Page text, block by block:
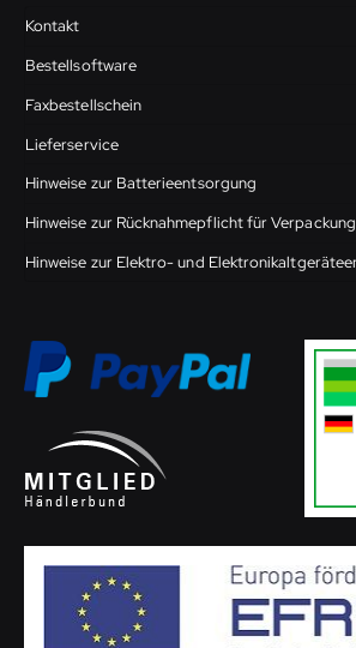
Kontakt
Bestellsoftware
Faxbestellschein
Lieferservice
Hinweise zur Batterieentsorgung
Hinweise zur Rücknahmepflicht für
Hinweise zur Elektro- und